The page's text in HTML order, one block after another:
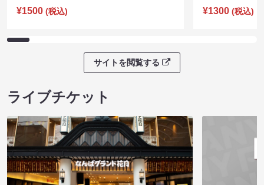
¥1500 (税込)
¥1300 (税込)
サイトを閲覧する
ライブチケット